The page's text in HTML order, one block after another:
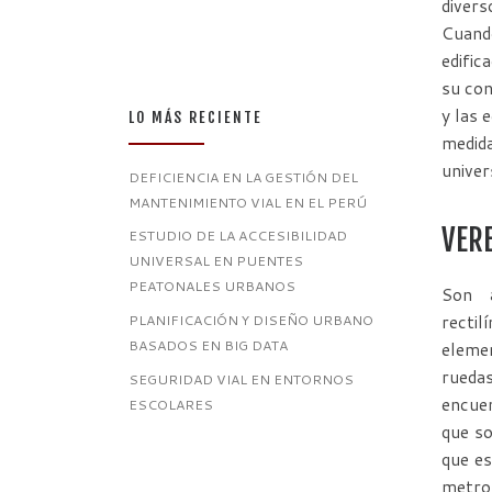
su
y las
Son
que
que
LO MÁS RECIENTE
DEFICIENCIA EN LA GESTIÓN DEL
MANTENIMIENTO VIAL EN EL PERÚ
ESTUDIO DE LA ACCESIBILIDAD
UNIVERSAL EN PUENTES
PEATONALES URBANOS
PLANIFICACIÓN Y DISEÑO URBANO
BASADOS EN BIG DATA
SEGURIDAD VIAL EN ENTORNOS
ESCOLARES